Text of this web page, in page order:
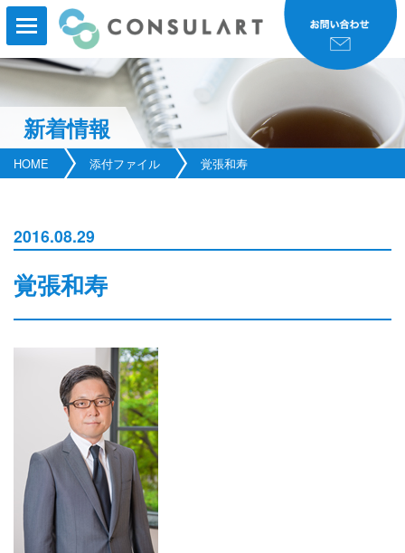
新着情報
HOME 添付ファイル 覚張和寿
2016.08.29
覚張和寿
HOME
事業実績
コンサルタント紹介
会社案内
新着情報
お問い合わせ
サイトマップ
プライバシーポリシー